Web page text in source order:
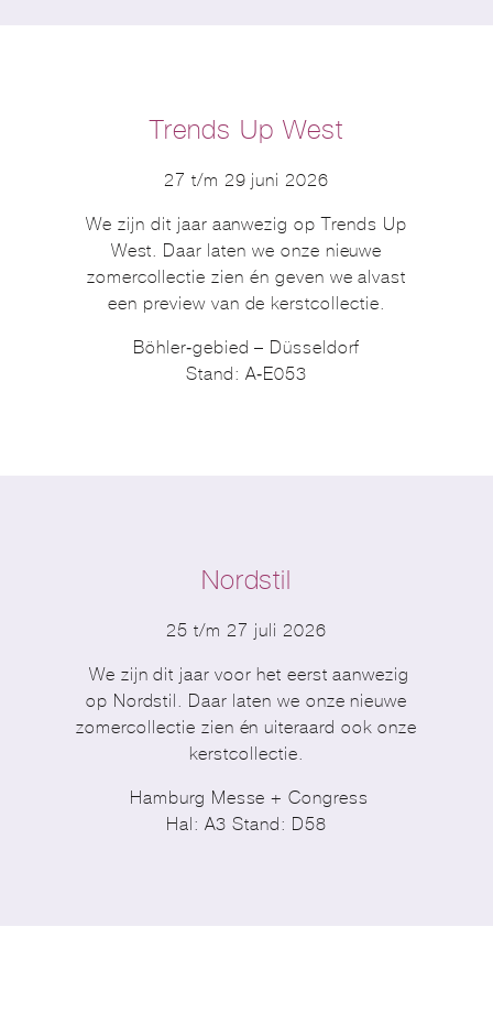
Trends Up West
27 t/m 29 juni 2026
We zijn dit jaar aanwezig op Trends Up
West. Daar laten we onze nieuwe
zomercollectie zien én geven we alvast
een preview van de kerstcollectie.
Böhler-gebied – Düsseldorf
Stand: A-E053
Nordstil
25 t/m 27 juli 2026
We zijn dit jaar voor het eerst aanwezig
op Nordstil. Daar laten we onze nieuwe
zomercollectie zien én uiteraard ook onze
kerstcollectie.
Hamburg Messe + Congress
Hal: A3 Stand: D58